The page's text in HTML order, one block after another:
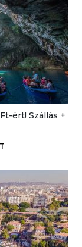
ért! Szállás +